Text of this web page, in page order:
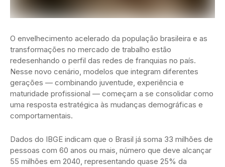
O envelhecimento acelerado da população brasileira e as
transformações no mercado de trabalho estão
redesenhando o perfil das redes de franquias no país.
Nesse novo cenário, modelos que integram diferentes
gerações — combinando juventude, experiência e
maturidade profissional — começam a se consolidar como
uma resposta estratégica às mudanças demográficas e
comportamentais.
Dados do IBGE indicam que o Brasil já soma 33 milhões de
pessoas com 60 anos ou mais, número que deve alcançar
55 milhões em 2040, representando quase 25% da